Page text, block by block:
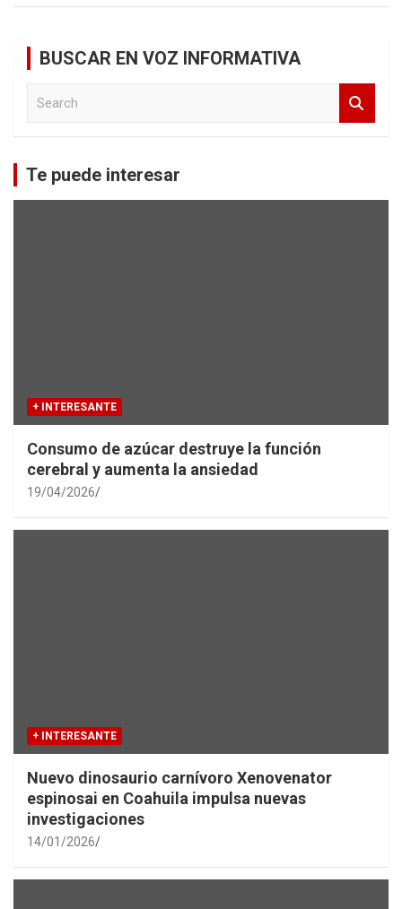
BUSCAR EN VOZ INFORMATIVA
c
h
Te puede interesar
+ INTERESANTE
Consumo de azúcar destruye la función
cerebral y aumenta la ansiedad
19/04/2026
+ INTERESANTE
Nuevo dinosaurio carnívoro Xenovenator
espinosai en Coahuila impulsa nuevas
investigaciones
14/01/2026